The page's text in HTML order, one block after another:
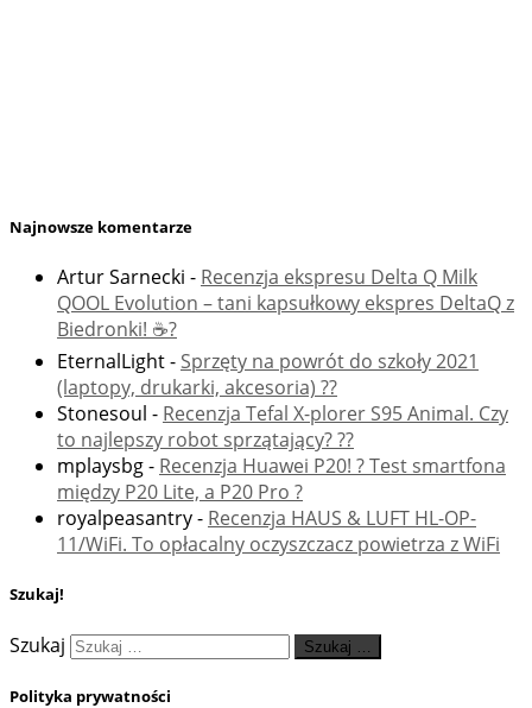
Najnowsze komentarze
Artur Sarnecki - Recenzja ekspresu Delta Q Milk
QOOL Evolution – tani kapsułkowy ekspres DeltaQ z
Biedronki! ☕️?
EternalLight- Sprzęty na powrót do szkoły 2021
(laptopy, drukarki, akcesoria) ??
Stonesoul - Recenzja Tefal X-plorer S95 Animal. Czy
to najlepszy robot sprzątający? ??
mplaysbg- Recenzja Huawei P20! ? Test smartfona
między P20 Lite, a P20 Pro ?
royalpeasantry- Recenzja HAUS & LUFT HL-OP-
11/WiFi. To opłacalny oczyszczacz powietrza z WiFi
Szukaj!
Szukaj Szukaj …
Polityka prywatności